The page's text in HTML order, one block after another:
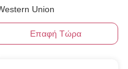
Union
Επαφή Τώρα